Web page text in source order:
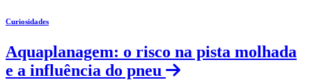
Curiosidades
Aquaplanagem: o risco na pista molhada
e a influência do pneu